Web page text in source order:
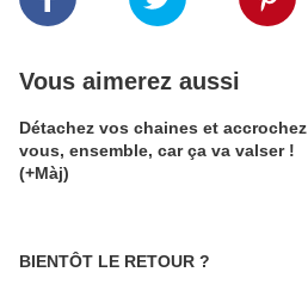
Vous aimerez aussi
Détachez vos chaines et accrochez
vous, ensemble, car ça va valser !
(+Màj)
BIENTÔT LE RETOUR ?